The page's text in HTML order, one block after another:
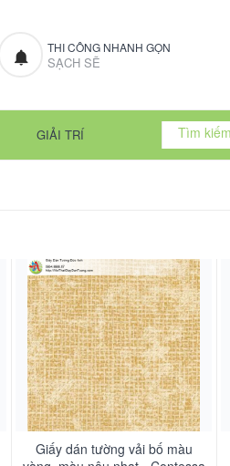
THI CÔNG NHANH GỌN
SẠCH SẼ
GIẢI TRÍ
Giấy dán tường vải bố màu